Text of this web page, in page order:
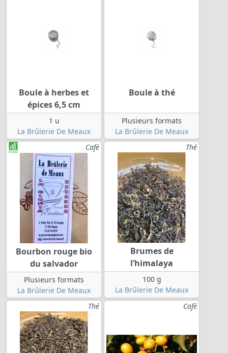
Boule à herbes et
épices 6,5 cm
1 u
La Brûlerie De Meaux
Boule à thé
Plusieurs formats
La Brûlerie De Meaux
Café
Bourbon rouge bio
du salvador
Plusieurs formats
La Brûlerie De Meaux
Thé
Brumes de
l’himalaya
100 g
La Brûlerie De Meaux
Thé
Café